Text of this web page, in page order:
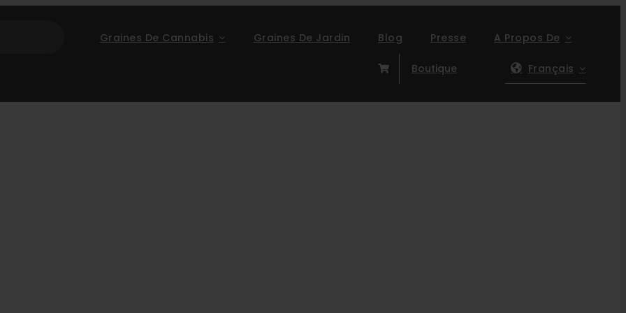
Graines De Cannabis Graines De Jardin Blog Presse A Propos De
Boutique Français